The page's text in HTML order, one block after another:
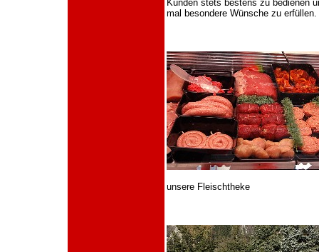
Kunden stets bestens zu bedienen
mal besondere Wünsche zu erfüllen.
unsere Fleischtheke